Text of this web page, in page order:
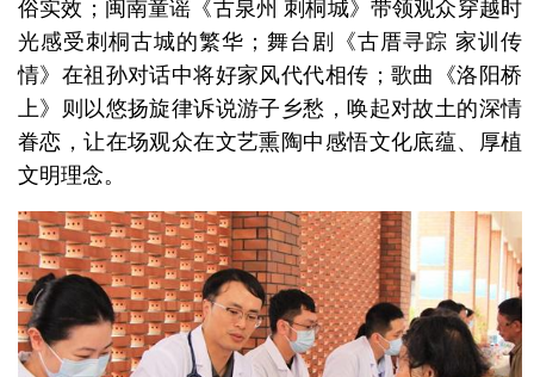
俗实效；闽南童谣《古泉州 刺桐城》带领观众穿越时
光感受刺桐古城的繁华；舞台剧《古厝寻踪 家训传
情》在祖孙对话中将好家风代代相传；歌曲《洛阳桥
上》则以悠扬旋律诉说游子乡愁，唤起对故土的深情
眷恋，让在场观众在文艺熏陶中感悟文化底蕴、厚植
文明理念。